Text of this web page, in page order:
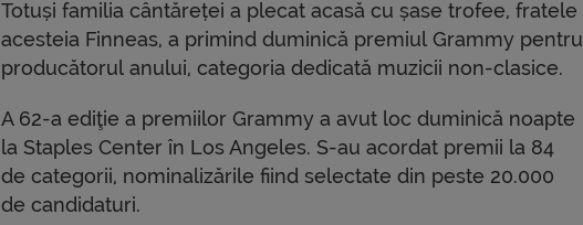
Totuși familia cântăreței a plecat acasă cu șase trofee, fratele
acesteia Finneas, a primind duminică premiul Grammy pentru
producătorul anului, categoria dedicată muzicii non-clasice.
A 62-a ediţie a premiilor Grammy a avut loc duminică noapte
la Staples Center în Los Angeles. S-au acordat premii la 84
de categorii, nominalizările fiind selectate din peste 20.000
de candidaturi.